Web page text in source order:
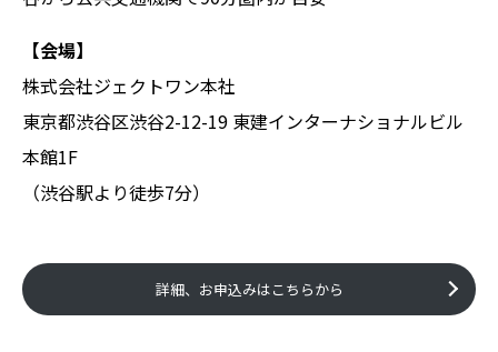
【会場】
株式会社ジェクトワン本社
東京都渋谷区渋谷2-12-19 東建インターナショナルビル
本館1F
（渋谷駅より徒歩7分）
詳細、お申込みはこちらから